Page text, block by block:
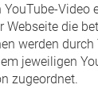
YouTube-Video
Webseite die
werden
jeweiligen
zugeordnet.